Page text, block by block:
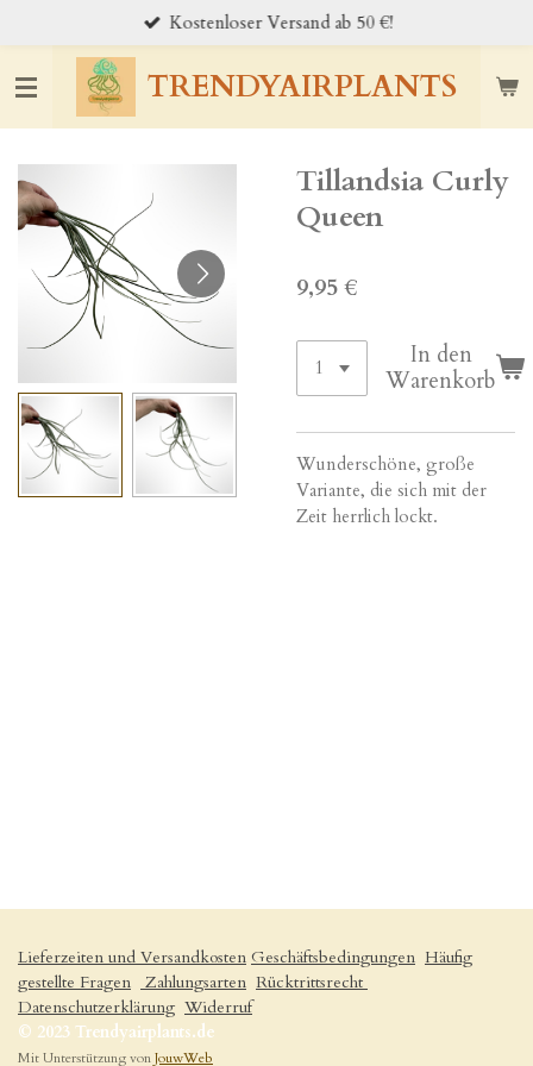
Hauptinhalt
springen
TRENDYAIRPLANTS
Kostenloser Versand ab 50 €!
Tillandsia Curly
Queen
9,95 €
In den
Warenkorb
Wunderschöne, große
Variante, die sich mit der
Zeit herrlich lockt.
Lieferzeiten und Versandkosten Geschäftsbedingungen Häufig
gestellte Fragen
Zahlungsarten Rücktrittsrecht
Datenschutzerklärung Widerruf
© 2023 Trendyairplants.de
Mit Unterstützung vonJouwWeb